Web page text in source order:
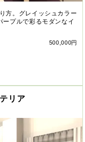
方。グレイッシュカラー
プルで彩るモダンなイ
500,000円
リア